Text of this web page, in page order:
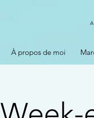
À propos de moi